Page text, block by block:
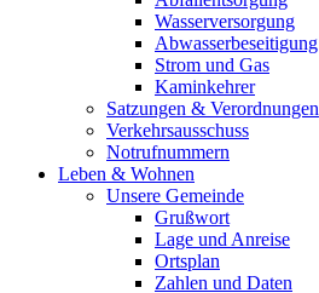
Wasserversorgung
Abwasserbeseitigung
Strom und Gas
Kaminkehrer
Satzungen & Verordnungen
Verkehrsausschuss
Notrufnummern
Leben & Wohnen
Unsere Gemeinde
Grußwort
Lage und Anreise
Ortsplan
Zahlen und Daten